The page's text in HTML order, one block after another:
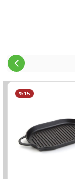
%15